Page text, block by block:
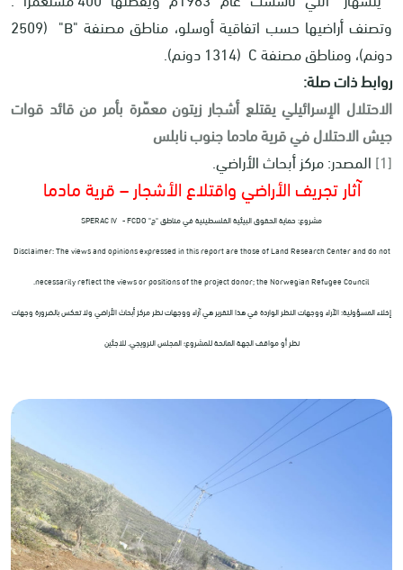
وتصنف أراضيها حسب اتفاقية أوسلو، مناطق مصنفة "B
" (2509
دونم)، ومناطق مصنفةC (1314 دونم).
روابط ذات صلة:
الاحتلال الإسرائيلي يقتلع أشجار زيتون معمّرة بأمر من قائد قوات
جيش الاحتلال في قرية مادما جنوب نابلس
[1]المصدر: مركز أبحاث الأراضي.
آثار تجريف الأراضي واقتلاع الأشجار – قرية مادما
مشروع: حماية الحقوق البيئية الفلسطينية في مناطق "ج" SPERAC IV - FCDO
Disclaimer: The views and opinions expressed in this report are those of Land Research Center and do not
necessarily reflect the views or positions of the project donor; the Norwegian Refugee Council.
إخلاء المسؤولية: الآراء ووجهات النظر الواردة في هذا التقرير هي آراء ووجهات نظر مركز أبحاث الأراضي ولا تعكس بالضرورة وجهات
نظر أو مواقف الجهة المانحة للمشروع؛ المجلس النرويجي. للاجئين